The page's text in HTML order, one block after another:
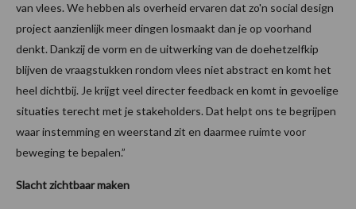
van vlees. We hebben als overheid ervaren dat zo'n social design
project aanzienlijk meer dingen losmaakt dan je op voorhand
denkt. Dankzij de vorm en de uitwerking van de doehetzelfkip
blijven de vraagstukken rondom vlees niet abstract en komt het
heel dichtbij. Je krijgt veel directer feedback en komt in gevoelige
situaties terecht met je stakeholders. Dat helpt ons te begrijpen
waar instemming en weerstand zit en daarmee ruimte voor
beweging te bepalen.”
Slacht zichtbaar maken